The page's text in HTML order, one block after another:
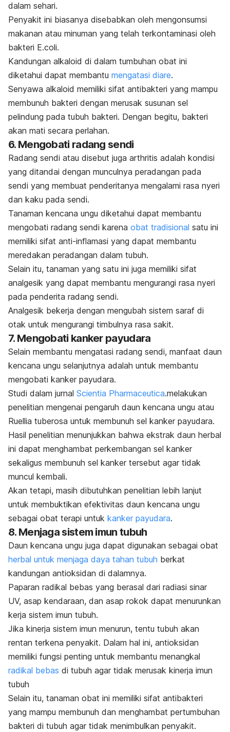
dalam sehari.
Penyakit ini biasanya disebabkan oleh mengonsumsi
makanan atau minuman yang telah terkontaminasi oleh
bakteri E.coli.
Kandungan alkaloid di dalam tumbuhan obat ini
diketahui dapat membantu mengatasi diare.
Senyawa alkaloid memiliki sifat antibakteri yang mampu
membunuh bakteri dengan merusak susunan sel
pelindung pada tubuh bakteri. Dengan begitu, bakteri
akan mati secara perlahan.
6. Mengobati radang sendi
Radang sendi atau disebut juga arthritis adalah kondisi
yang ditandai dengan munculnya peradangan pada
sendi yang membuat penderitanya mengalami rasa nyeri
dan kaku pada sendi.
Tanaman kencana ungu diketahui dapat membantu
mengobati radang sendi karena obat tradisional satu ini
memiliki sifat anti-inflamasi yang dapat membantu
meredakan peradangan dalam tubuh.
Selain itu, tanaman yang satu ini juga memiliki sifat
analgesik yang dapat membantu mengurangi rasa nyeri
pada penderita radang sendi.
Analgesik bekerja dengan mengubah sistem saraf di
otak untuk mengurangi timbulnya rasa sakit.
7. Mengobati kanker payudara
Selain membantu mengatasi radang sendi, manfaat daun
kencana ungu selanjutnya adalah untuk membantu
mengobati kanker payudara.
Studi dalam jurnal Scientia Pharmaceutica.melakukan
penelitian mengenai pengaruh daun kencana ungu atau
Ruellia tuberosa untuk membunuh sel kanker payudara.
Hasil penelitian menunjukkan bahwa ekstrak daun herbal
ini dapat menghambat perkembangan sel kanker
sekaligus membunuh sel kanker tersebut agar tidak
muncul kembali.
Akan tetapi, masih dibutuhkan penelitian lebih lanjut
untuk membuktikan efektivitas daun kencana ungu
sebagai obat terapi untuk kanker payudara.
8. Menjaga sistem imun tubuh
Daun kencana ungu juga dapat digunakan sebagai obat
herbal untuk menjaga daya tahan tubuh berkat
kandungan antioksidan di dalamnya.
Paparan radikal bebas yang berasal dari radiasi sinar
UV, asap kendaraan, dan asap rokok dapat menurunkan
kerja sistem imun tubuh.
Jika kinerja sistem imun menurun, tentu tubuh akan
rentan terkena penyakit. Dalam hal ini, antioksidan
memiliki fungsi penting untuk membantu menangkal
radikal bebas di tubuh agar tidak merusak kinerja imun
tubuh
Selain itu, tanaman obat ini memiliki sifat antibakteri
yang mampu membunuh dan menghambat pertumbuhan
bakteri di tubuh agar tidak menimbulkan penyakit.